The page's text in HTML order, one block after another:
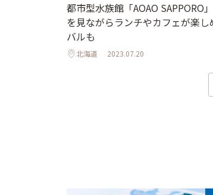
都市型水族館「AOAO SAPPORO
を見ながらランチやカフェが楽
バルも
北海道 2023.07.20